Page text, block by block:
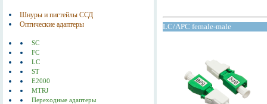
Шнуры и пигтейлы ССД
Оптические адаптеры
SC
FC
LC
ST
E2000
MTRJ
Переходные адаптеры
LC/APC female-male